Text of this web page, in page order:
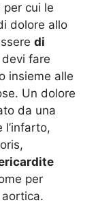
per cui le
dolore allo
di
fare
insieme alle
Un dolore
da una
l’infarto,
per